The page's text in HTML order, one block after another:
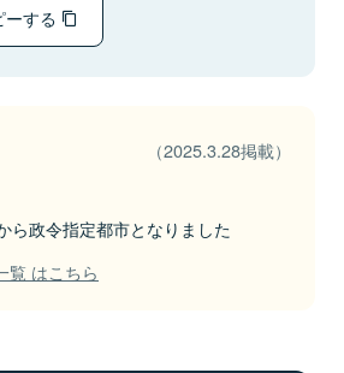
ーする
（2025.3.28掲載）
ら政令指定都市となりました
覧 はこちら